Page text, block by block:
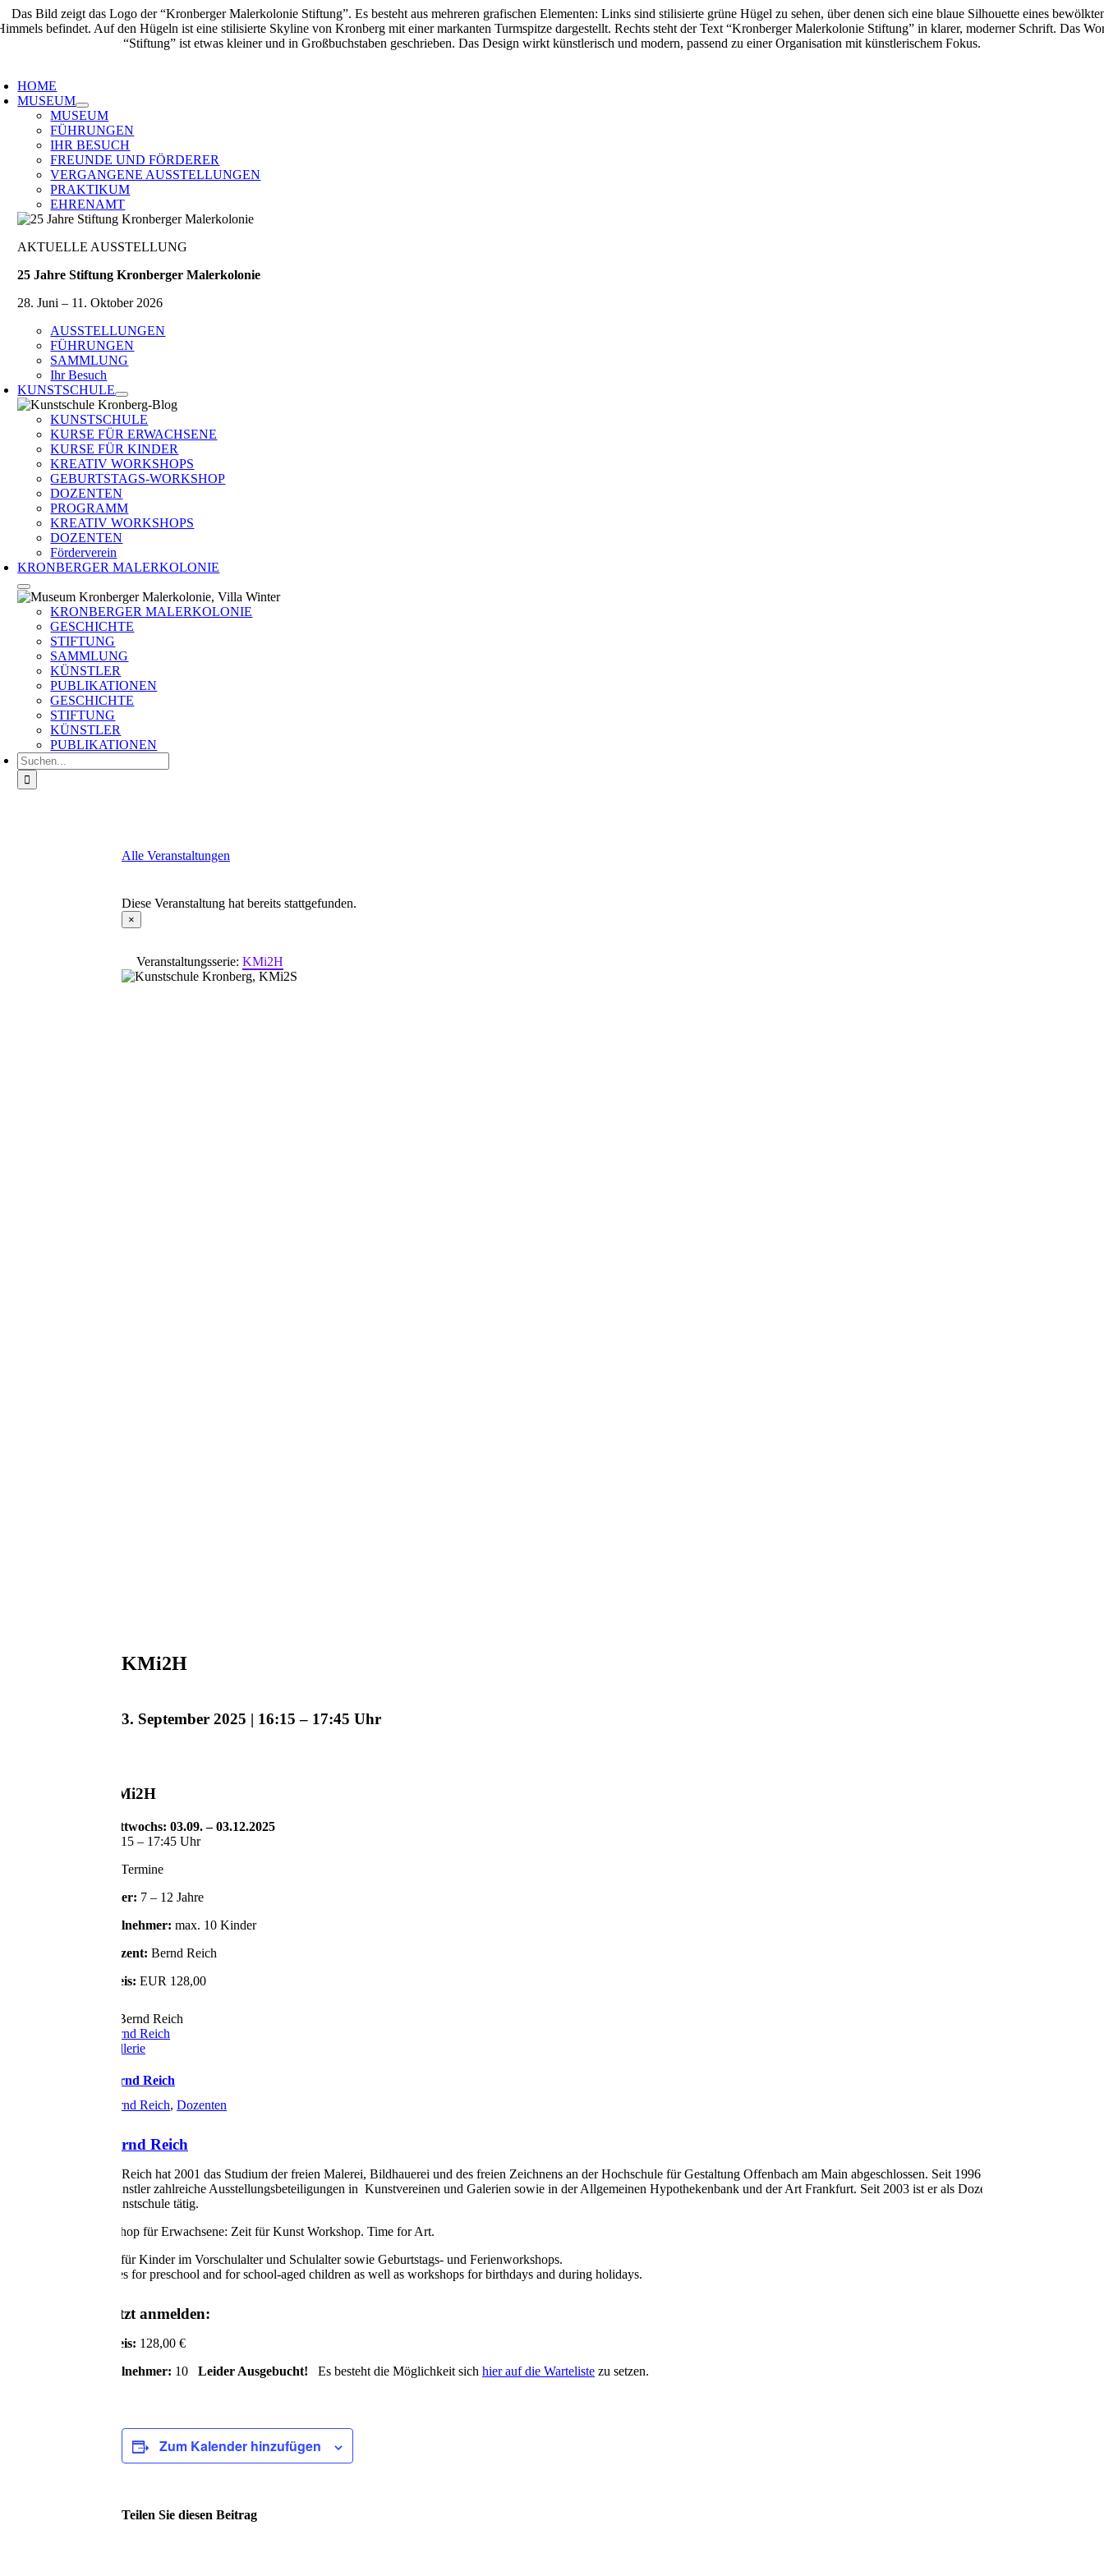
Zum
Inhalt
HOME
MUSEUM
MUSEUM
FÜHRUNGEN
IHR BESUCH
FREUNDE UND FÖRDERER
VERGANGENE AUSSTELLUNGEN
PRAKTIKUM
EHRENAMT
AKTUELLE AUSSTELLUNG
25 Jahre Stiftung Kronberger Malerkolonie
28. Juni – 11. Oktober 2026
AUSSTELLUNGEN
FÜHRUNGEN
SAMMLUNG
Ihr Besuch
KUNSTSCHULE
KUNSTSCHULE
KURSE FÜR ERWACHSENE
KURSE FÜR KINDER
KREATIV WORKSHOPS
GEBURTSTAGS-WORKSHOP
DOZENTEN
PROGRAMM
KREATIV WORKSHOPS
DOZENTEN
Förderverein
KRONBERGER MALERKOLONIE
KRONBERGER MALERKOLONIE
GESCHICHTE
STIFTUNG
SAMMLUNG
KÜNSTLER
PUBLIKATIONEN
GESCHICHTE
STIFTUNG
KÜNSTLER
PUBLIKATIONEN
Suche
nach:
Alle Veranstaltungen
Diese Veranstaltung hat bereits stattgefunden.
×
Veranstaltungsserie: KMi2H
KMi2H
3. September 2025 | 16:15 – 17:45
KMi2H
Mittwochs: 03.09. – 03.12.2025
16:15 – 17:45 Uhr
12 Termine
Alter: 7 – 12 Jahre
Teilnehmer: max. 10 Kinder
Dozent: Bernd Reich
Preis: EUR 128,00
Bernd Reich
Gallerie
Bernd Reich
Bernd Reich,Dozenten
Bernd Reich
Bernd Reich hat 2001 das Studium der freien Malerei, Bildhauerei und des freien Zeichnens an der Hochschule für Gestaltung Offenbach am Main abgeschlossen. Seit 1996 hatte
der Künstler zahlreiche Ausstellungsbeteiligungen in Kunstvereinen und Galerien sowie in der Allgemeinen Hypothekenbank und der Art Frankfurt. Seit 2003 ist er als Dozent an
der Kunstschule tätig.
Workshop für Erwachsene: Zeit für Kunst Workshop. Time for Art.
Kurse für Kinder im Vorschulalter und Schulalter sowie Geburtstags- und Ferienworkshops.
Courses for preschool and for school-aged children as well as workshops for birthdays and during holidays.
Jetzt anmelden:
Preis: 128,00 €
Teilnehmer: 10Leider Ausgebucht! Es besteht die Möglichkeit sichhier auf die Warteliste zu setzen.
Zum Kalender hinzufügen
Teilen Sie diesen Beitrag